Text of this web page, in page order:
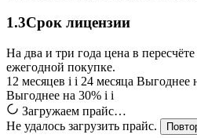
1.3Срок лицензии
На два и три года цена в
ежегодной покупке.
12 месяцев i i 24 месяца Выгоднее
Выгоднее на 30% i i
Загружаем прайс…
Не удалось загрузить прайс.